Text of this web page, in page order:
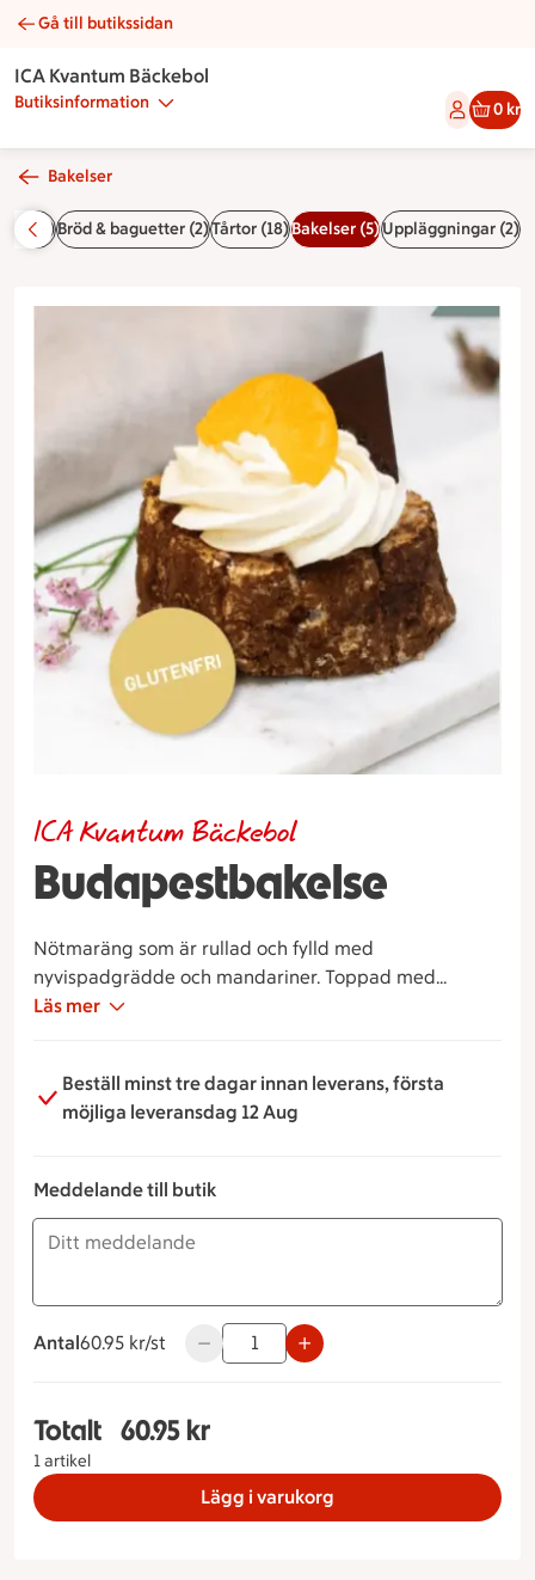
Budapestbakelse | Catering ICA Kvantum Bäckebol
Gå till butikssidan
ICA Kvantum Bäckebol
Butiksinformation 0 kr
Bakelser
(6)Bröd & baguetter (2)Tårtor (18)Bakelser (5)Uppläggningar (2)
Budapestbakelse
ICA Kvantum Bäckebol
Nötmaräng som är rullad och fylld med
nyvispadgrädde och mandariner. Toppad med
choklad. Kommer i 2-pack.
Läs mer
Beställ minst tre dagar innan leverans, första
möjliga leveransdag 12 Aug
Meddelande till butik
Antal
60.95 kronor styck
60.95 kr/st Använd knapparna för att minska
Totalt
1 artikel
Totalt 1 stycken Budapestbakelse, 60.95 kronor
60.95 kr
Lägg i varukorg